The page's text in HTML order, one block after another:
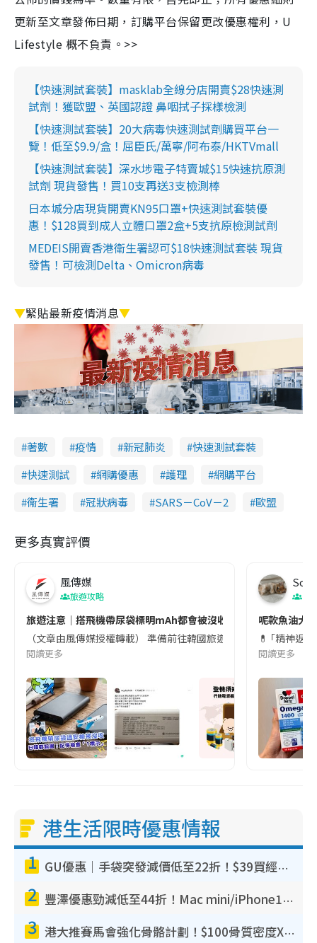
更新至文章發佈日期，訂購平台保留更改優惠權利，U
Lifestyle 概不負責。>>
【快速測試套裝】masklab全線分店開賣$28快速測
試劑！獲歐盟、英國認證 鼻咽拭子採樣檢測
【快速測試套裝】20大病毒快速測試劑購買平台一
覽！低至$9.9/盒！屈臣氏/萬寧/阿布泰/HKTVmall
【快速測試套裝】深水埗電子特賣城$15快速抗原測
試劑 現貨發售！買10支再送3支檢測棒
日本城分店現貨開賣KN95口罩+快速測試套裝優
惠！$128買到成人立體口罩2盒+5支抗原檢測試劑
MEDEIS開賣香港衛生署認可$18快速測試套裝 現貨
發售！可檢測Delta、Omicron病毒
▼緊貼最新疫情消息▼
著數 疫情 新冠肺炎
快速測試套裝
快速測試
網購優惠 護理
網購平台
衞生署
冠狀病毒 SARS－CoV－2 歐盟
更多真實評價
風傳媒
旅遊攻略
旅遊注意｜搭飛機帶尿袋標明mAh都會被沒收😱出發前切記檢查
（文章由風傳媒授權轉載） 準備前往韓國旅遊的民眾，近期要
閱讀更多
Soul
呢款魚油大
💊 ｢精神返
閱讀更多
港生活限時優惠情報
1 GU優惠｜手袋突發減價低至22折！$39買經典波士頓包/餃子袋！飾物同步減價$29起！
2 豐澤優惠勁減低至44折！Mac mini/iPhone17Pro大減價！廚房家電$220起
3 港大推賽馬會強化骨骼計劃！$100骨質密度X光檢查 完成免費運動訓練送超市禮券！附參加資格